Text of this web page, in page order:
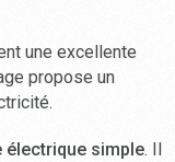
une excellente
propose un
électrique simple. Il